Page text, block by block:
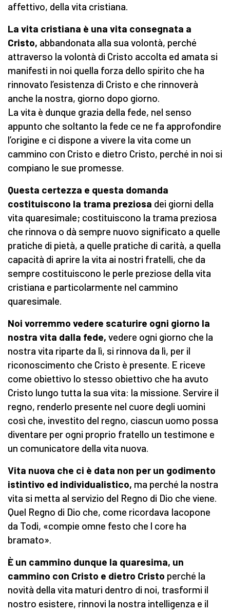
affettivo, della vita cristiana.
La vita cristiana è una vita consegnata a
Cristo, abbandonata alla sua volontà, perché
attraverso la volontà di Cristo accolta ed amata si
manifesti in noi quella forza dello spirito che ha
rinnovato l’esistenza di Cristo e che rinnoverà
anche la nostra, giorno dopo giorno.
La vita è dunque grazia della fede, nel senso
appunto che soltanto la fede ce ne fa approfondire
l’origine e ci dispone a vivere la vita come un
cammino con Cristo e dietro Cristo, perché in noi si
compiano le sue promesse.
Questa certezza e questa domanda
costituiscono la trama preziosa dei giorni della
vita quaresimale; costituiscono la trama preziosa
che rinnova o dà sempre nuovo significato a quelle
pratiche di pietà, a quelle pratiche di carità, a quella
capacità di aprire la vita ai nostri fratelli, che da
sempre costituiscono le perle preziose della vita
cristiana e particolarmente nel cammino
quaresimale.
Noi vorremmo vedere scaturire ogni giorno la
nostra vita dalla fede, vedere ogni giorno che la
nostra vita riparte da lì, si rinnova da lì, per il
riconoscimento che Cristo è presente. E riceve
come obiettivo lo stesso obiettivo che ha avuto
Cristo lungo tutta la sua vita: la missione. Servire il
regno, renderlo presente nel cuore degli uomini
così che, investito del regno, ciascun uomo possa
diventare per ogni proprio fratello un testimone e
un comunicatore della vita nuova.
Vita nuova che ci è data non per un godimento
istintivo ed individualistico, ma perché la nostra
vita si metta al servizio del Regno di Dio che viene.
Quel Regno di Dio che, come ricordava Iacopone
da Todi, «compie omne festo che l core ha
bramato».
È un cammino dunque la quaresima, un
cammino con Cristo e dietro Cristo perché la
novità della vita maturi dentro di noi, trasformi il
nostro esistere, rinnovi la nostra intelligenza e il